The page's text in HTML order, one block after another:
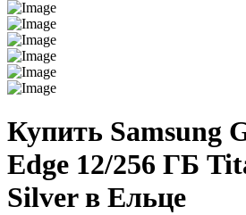
Купить Samsung
Edge 12/256 ГБ
Silver в Ельце